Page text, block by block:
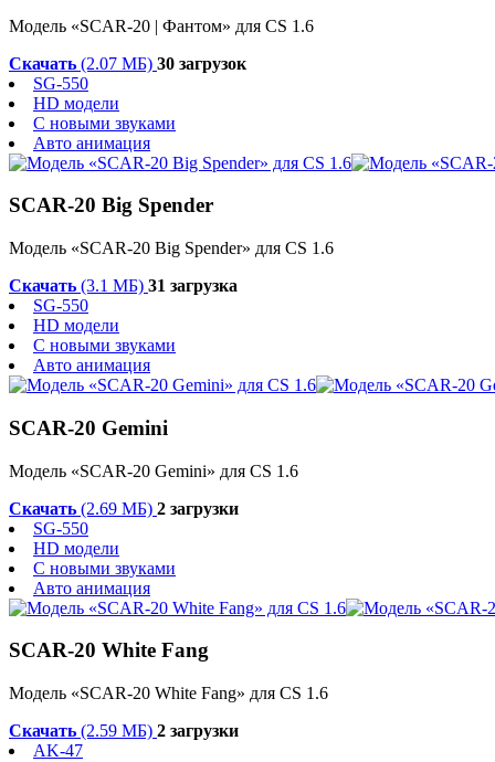
Модель «SCAR-20 | Фантом» для CS 1.6
Скачать (2.07 МБ) 30 загрузок
SG-550
HD модели
С новыми звуками
Авто анимация
SCAR-20 Big Spender
Модель «SCAR-20 Big Spender» для CS 1.6
Скачать (3.1 МБ) 31 загрузка
SG-550
HD модели
С новыми звуками
Авто анимация
SCAR-20 Gemini
Модель «SCAR-20 Gemini» для CS 1.6
Скачать (2.69 МБ) 2 загрузки
SG-550
HD модели
С новыми звуками
Авто анимация
SCAR-20 White Fang
Модель «SCAR-20 White Fang» для CS 1.6
Скачать (2.59 МБ) 2 загрузки
AK-47